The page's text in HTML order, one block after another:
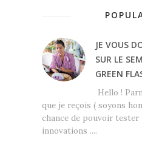
JE VOUS
SUR LE
GREEN
Hello !
que je reçois ( soyons
chance de pouvoir
innovations ....